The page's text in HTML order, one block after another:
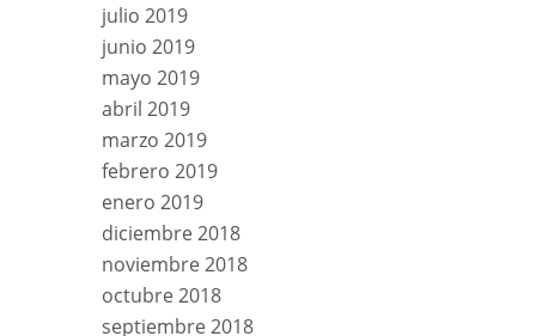
julio 2019
junio 2019
mayo 2019
abril 2019
marzo 2019
febrero 2019
enero 2019
diciembre 2018
noviembre 2018
octubre 2018
septiembre 2018